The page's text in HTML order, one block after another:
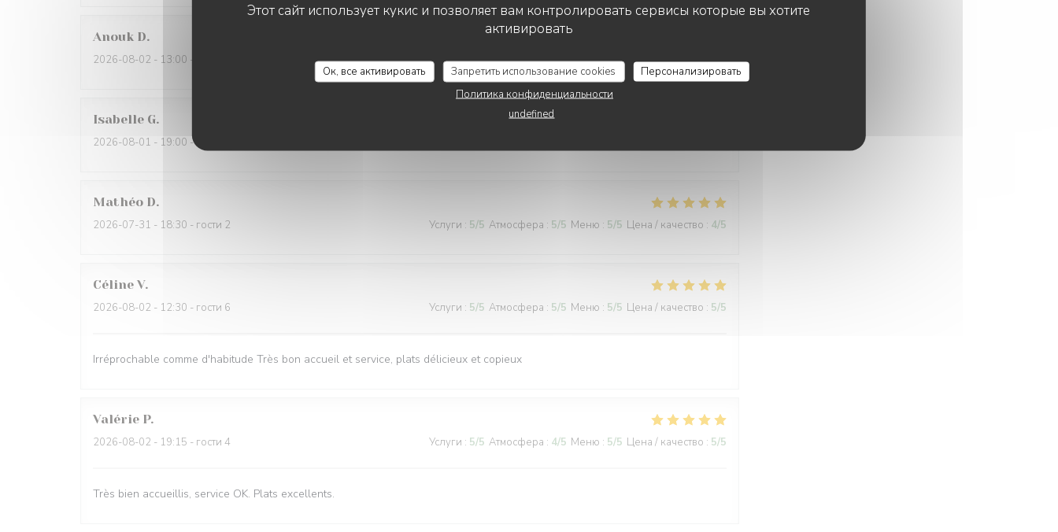
Этот сайт использует кукис и позволяет вам контролировать сервисы которые вы хотите
активировать
Ок, все активировать Запретить использование cookies
Персонализировать
Политика конфиденциальности
undefined
Anouk D
2026-08-02 - 13:00 - гости 3 Услуги:5/5 Атмосфера:5/5 Меню:5/5 Цена / качество:5/5
Isabelle G
2026-08-01 - 19:00 - гости 3
Mathéo D
2026-07-31 - 18:30 - гости 2 Услуги : 5/5 Атмосфера : 5/5 Меню : 5/5 Цена / качество : 4/5
Céline V
2026-08-02 - 12:30 - гости 6 Услуги : 5/5 Атмосфера : 5/5 Меню : 5/5 Цена / качество : 5/5
Irréprochable comme d'habitude Très bon accueil et service, plats délicieux et copieux
Valérie P
2026-08-02 - 19:15 - гости 4 Услуги : 5/5 Атмосфера : 4/5 Меню : 5/5 Цена / качество : 5/5
Très bien accueillis, service OK. Plats excellents.
L'AILE ET LA CUISSE